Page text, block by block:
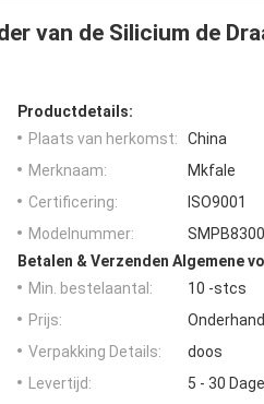
van de Silicium de
Productdetails:
Plaats van herkomst:
China
Merknaam:
Mkfale
Certificering:
ISO9001
Modelnummer:
SMPB8300
Betalen & Verzenden Algemene
Min. bestelaantal:
10 -stcs
Prijs:
Verpakking Details:
doos
Levertijd:
5 - 30